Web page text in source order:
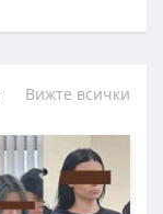
Вижте всички